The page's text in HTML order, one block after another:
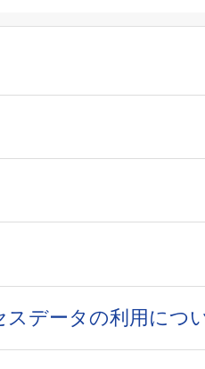
スデータの利用につ